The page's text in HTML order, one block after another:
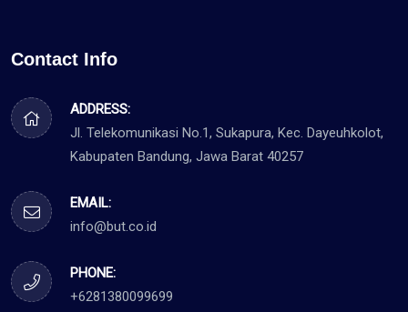
Contact Info
ADDRESS:
Jl. Telekomunikasi No.1, Sukapura, Kec. Dayeuhkolot,
Kabupaten Bandung, Jawa Barat 40257
EMAIL:
info@but.co.id
PHONE:
+6281380099699